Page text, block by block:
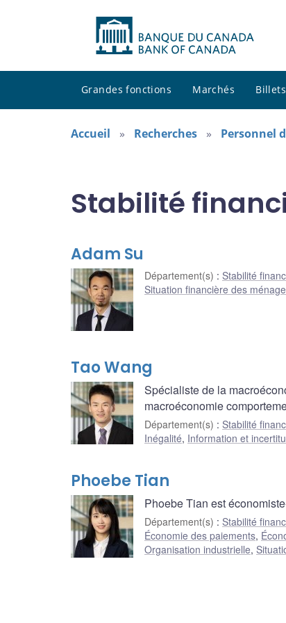
Grandes fonctions Marchés
Accueil Recherches Personnel
Stabilité
Adam Su
Département(s) : Stabilité
Situation financière des
Tao Wang
Spécialiste de la
macroéconomie
Département(s) : Stabilité
Inégalité, Information et
Phoebe Tian
Phoebe Tian est
Département(s) : Stabilité
Économie des paiements,
Organisation industrielle,